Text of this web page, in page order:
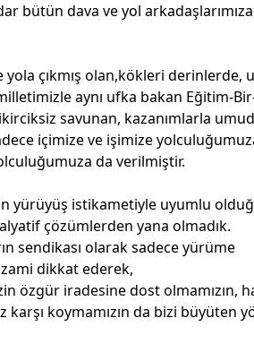
bütün dava ve yol
çıkmış olan,kökleri derinlerde,
aynı ufka bakan Eğitim-Bir-
savunan, kazanımlarla
içimize ve işimize
da verilmiştir.
yürüyüş istikametiyle uyumlu
çözümlerden yana olmadık.
sendikası olarak sadece yürüme
dikkat ederek,
özgür iradesine dost olmamızın,
koymamızın da bizi büyüten